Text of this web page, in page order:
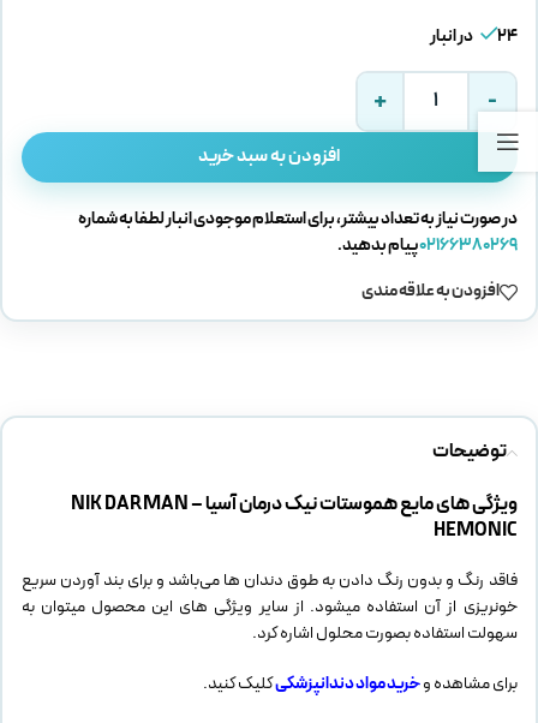
24 در انبار
افزودن به سبد خرید
در صورت نیاز به تعداد بیشتر، برای استعلام موجودی انبار لطفا به شماره
02166380269پیام بدهید.
افزودن به علاقه مندی
توضیحات
ویژگی های مایع هموستات نیک درمان آسیا – NIK DARMAN
HEMONIC
فاقد رنگ و بدون رنگ دادن به طوق دندان ها می‌باشد و برای بند آوردن سریع
خونریزی از آن استفاده میشود. از سایر ویژگی های این محصول میتوان به
سهولت استفاده بصورت محلول اشاره کرد.
برای مشاهده وخرید مواد دندانپزشکیکلیک کنید.